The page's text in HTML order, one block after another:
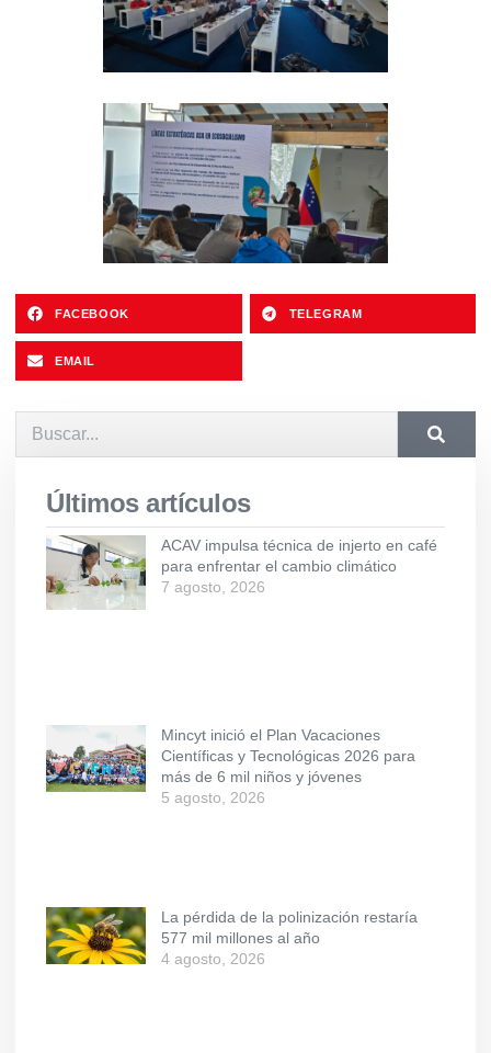
FACEBOOK TELEGRAM
EMAIL
Últimos artículos
ACAV impulsa técnica de injerto en café
para enfrentar el cambio climático
7 agosto, 2026
Mincyt inició el Plan Vacaciones
Científicas y Tecnológicas 2026 para
más de 6 mil niños y jóvenes
5 agosto, 2026
La pérdida de la polinización restaría
577 mil millones al año
4 agosto, 2026